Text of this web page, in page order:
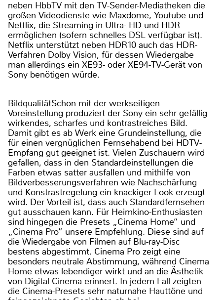
neben HbbTV mit den TV-Sender-Mediatheken die
großen Videodienste wie Maxdome, Youtube und
Netflix, die Streaming in Ultra- HD und HDR
ermöglichen (sofern schnelles DSL verfügbar ist).
Netflix unterstützt neben HDR10 auch das HDR-
Verfahren Dolby Vision, für dessen Wiedergabe
man allerdings ein XE93- oder XE94-TV-Gerät von
Sony benötigen würde.
BildqualitätSchon mit der werkseitigen
Voreinstellung produziert der Sony ein sehr gefällig
wirkendes, scharfes und kontrastreiches Bild.
Damit gibt es ab Werk eine Grundeinstellung, die
für einen vergnüglichen Fernsehabend bei HDTV-
Empfang gut geeignet ist. Vielen Zuschauern wird
gefallen, dass in den Standardeinstellungen die
Farben etwas satter ausfallen und mithilfe von
Bildverbesserungsverfahren wie Nachschärfung
und Konstrastregelung ein knackiger Look erzeugt
wird. Der Vorteil ist, dass auch Standardfernsehen
gut ausschauen kann. Für Heimkino-Enthusiasten
sind hingegen die Presets „Cinema Home“ und
„Cinema Pro“ unsere Empfehlung. Diese sind auf
die Wiedergabe von Filmen auf Blu-ray-Disc
bestens abgestimmt. Cinema Pro zeigt eine
besonders neutrale Abstimmung, während Cinema
Home etwas lebendiger wirkt und an die Ästhetik
von Digital Cinema erinnert. In jedem Fall zeigten
die Cinema-Presets sehr naturnahe Hauttöne und